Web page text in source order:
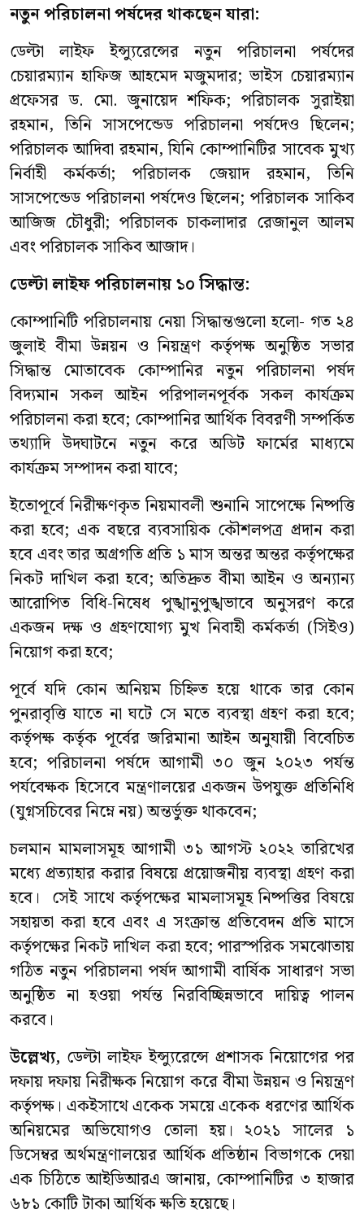
নতুন পরিচালনা পর্ষদের থাকছেন যারা:
ডেল্টা লাইফ ইন্স্যুরেন্সের নতুন পরিচালনা পর্ষদের
চেয়ারম্যান হাফিজ আহমেদ মজুমদার; ভাইস চেয়ারম্যান
প্রফেসর ড. মো. জুনায়েদ শফিক; পরিচালক সুরাইয়া
রহমান, তিনি সাসপেন্ডেড পরিচালনা পর্ষদেও ছিলেন;
পরিচালক আদিবা রহমান, যিনি কোম্পানিটির সাবেক মুখ্য
নির্বাহী কর্মকর্তা; পরিচালক জেয়াদ রহমান, তিনি
সাসপেন্ডেড পরিচালনা পর্ষদেও ছিলেন; পরিচালক সাকিব
আজিজ চৌধুরী; পরিচালক চাকলাদার রেজানুল আলম
এবং পরিচালক সাকিব আজাদ।
ডেল্টা লাইফ পরিচালনায় ১০ সিদ্ধান্ত:
কোম্পানিটি পরিচালনায় নেয়া সিদ্ধান্তগুলো হলো- গত ২৪
জুলাই বীমা উন্নয়ন ও নিয়ন্ত্রণ কর্তৃপক্ষ অনুষ্ঠিত সভার
সিদ্ধান্ত মোতাবেক কোম্পানির নতুন পরিচালনা পর্ষদ
বিদ্যমান সকল আইন পরিপালনপূর্বক সকল কার্যক্রম
পরিচালনা করা হবে; কোম্পানির আর্থিক বিবরণী সম্পর্কিত
তথ্যাদি উদঘাটনে নতুন করে অডিট ফার্মের মাধ্যমে
কার্যক্রম সম্পাদন করা যাবে;
ইতোপূর্বে নিরীক্ষণকৃত নিয়মাবলী শুনানি সাপেক্ষে নিষ্পত্তি
করা হবে; এক বছরে ব্যবসায়িক কৌশলপত্র প্রদান করা
হবে এবং তার অগ্রগতি প্রতি ১ মাস অন্তর অন্তর কর্তৃপক্ষের
নিকট দাখিল করা হবে; অতিদ্রুত বীমা আইন ও অন্যান্য
আরোপিত বিধি-নিষেধ পুঙ্খানুপুঙ্খভাবে অনুসরণ করে
একজন দক্ষ ও গ্রহণযোগ্য মুখ নিবাহী কর্মকর্তা (সিইও)
নিয়োগ করা হবে;
পূর্বে যদি কোন অনিয়ম চিহ্নিত হয়ে থাকে তার কোন
পুনরাবৃত্তি যাতে না ঘটে সে মতে ব্যবস্থা গ্রহণ করা হবে;
কর্তৃপক্ষ কর্তৃক পূর্বের জরিমানা আইন অনুযায়ী বিবেচিত
হবে; পরিচালনা পর্ষদে আগামী ৩০ জুন ২০২৩ পর্যন্ত
পর্যবেক্ষক হিসেবে মন্ত্রণালয়ের একজন উপযুক্ত প্রতিনিধি
(যুগ্নসচিবের নিম্নে নয়) অন্তর্ভুক্ত থাকবেন;
চলমান মামলাসমূহ আগামী ৩১ আগস্ট ২০২২ তারিখের
মধ্যে প্রত্যাহার করার বিষয়ে প্রয়োজনীয় ব্যবস্থা গ্রহণ করা
হবে। সেই সাথে কর্তৃপক্ষের মামলাসমূহ নিষ্পত্তির বিষয়ে
সহায়তা করা হবে এবং এ সংক্রান্ত প্রতিবেদন প্রতি মাসে
কর্তৃপক্ষের নিকট দাখিল করা হবে; পারস্পরিক সমঝোতায়
গঠিত নতুন পরিচালনা পর্ষদ আগামী বার্ষিক সাধারণ সভা
অনুষ্ঠিত না হওয়া পর্যন্ত নিরবিচ্ছিন্নভাবে দায়িত্ব পালন
করবে।
উল্লেখ্য, ডেল্টা লাইফ ইন্স্যুরেন্সে প্রশাসক নিয়োগের পর
দফায় দফায় নিরীক্ষক নিয়োগ করে বীমা উন্নয়ন ও নিয়ন্ত্রণ
কর্তৃপক্ষ। একইসাথে একেক সময়ে একেক ধরণের আর্থিক
অনিয়মের অভিযোগও তোলা হয়। ২০২১ সালের ১
ডিসেম্বর অর্থমন্ত্রণালয়ের আর্থিক প্রতিষ্ঠান বিভাগকে দেয়া
এক চিঠিতে আইডিআরএ জানায়, কোম্পানিটির ৩ হাজার
৬৮১ কোটি টাকা আর্থিক ক্ষতি হয়েছে।